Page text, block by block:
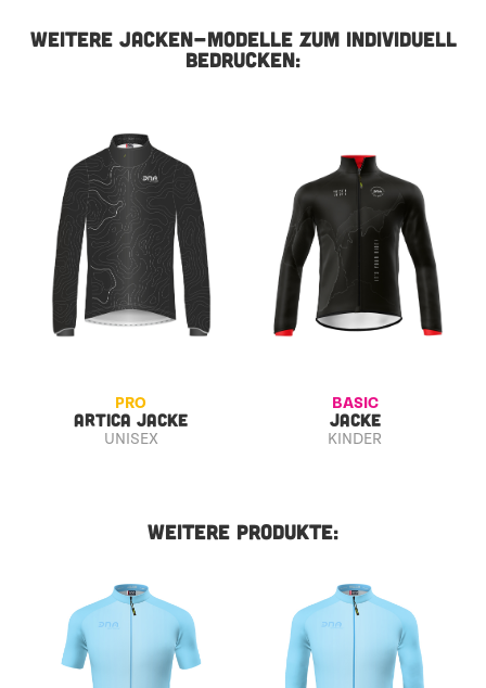
WEITERE JACKEN-MODELLE ZUM INDIVIDUELL
BEDRUCKEN:
PRO
ARTICA JACKE
UNISEX
BASIC
JACKE
KINDER
WEITERE PRODUKTE: